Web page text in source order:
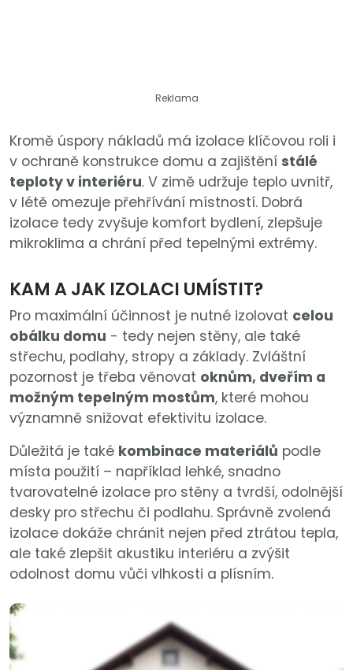
Reklama
Kromě úspory nákladů má izolace klíčovou roli i
v ochraně konstrukce domu a zajištění stálé
teploty v interiéru. V zimě udržuje teplo uvnitř,
v létě omezuje přehřívání místností. Dobrá
izolace tedy zvyšuje komfort bydlení, zlepšuje
mikroklima a chrání před tepelnými extrémy.
KAM A JAK IZOLACI UMÍSTIT?
Pro maximální účinnost je nutné izolovat celou
obálku domu - tedy nejen stěny, ale také
střechu, podlahy, stropy a základy. Zvláštní
pozornost je třeba věnovat oknům, dveřím a
možným tepelným mostům, které mohou
významně snižovat efektivitu izolace.
Důležitá je také kombinace materiálů podle
místa použití – například lehké, snadno
tvarovatelné izolace pro stěny a tvrdší, odolnější
desky pro střechu či podlahu. Správně zvolená
izolace dokáže chránit nejen před ztrátou tepla,
ale také zlepšit akustiku interiéru a zvýšit
odolnost domu vůči vlhkosti a plísním.